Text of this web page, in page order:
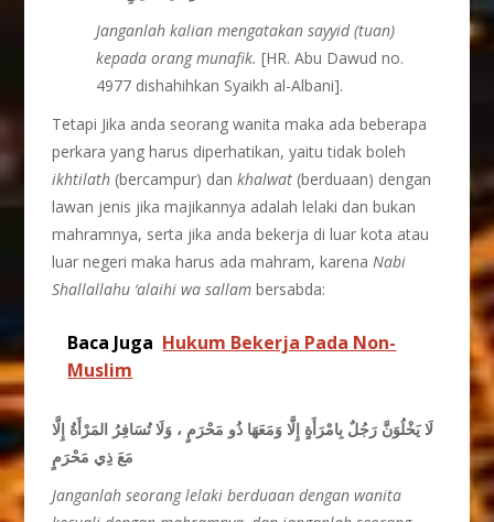
Janganlah kalian mengatakan sayyid (tuan)
kepada orang munafik. [HR. Abu Dawud no.
4977 dishahihkan Syaikh al-Albani].
Tetapi Jika anda seorang wanita maka ada beberapa
perkara yang harus diperhatikan, yaitu tidak boleh
ikhtilath (bercampur) dankhalwat (berduaan) dengan
lawan jenis jika majikannya adalah lelaki dan bukan
mahramnya, serta jika anda bekerja di luar kota atau
luar negeri maka harus ada mahram, karenaNabi
Shallallahu ‘alaihi wa sallam bersabda:
Baca Juga Hukum Bekerja Pada Non-
Muslim
لَا يَخْلُوَنَّ رَجُلٌ بِامْرَأَةٍ إِلَّا وَمَعَهَا ذُو مَحْرَمٍ ، وَلَا تُسَافِرُ المَرْأَةُ إِلَّا
مَعَ ذِي مَحْرَمٍ
Janganlah seorang lelaki berduaan dengan wanita